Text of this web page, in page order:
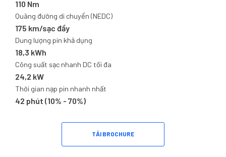
110 Nm
Quãng đường di chuyển (NEDC)
175 km/sạc đầy
Dung lượng pin khả dụng
18,3 kWh
Công suất sạc nhanh DC tối đa
24,2 kW
Thời gian nạp pin nhanh nhất
42 phút (10% - 70%)
TẢI BROCHURE